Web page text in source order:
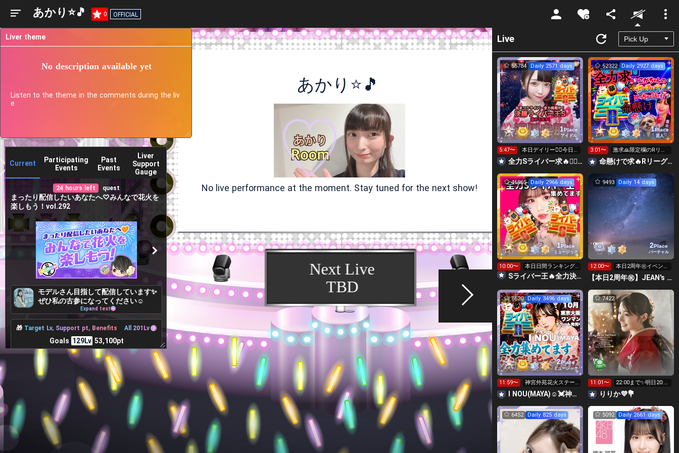
あかり⭐️🎵 0 OFFICIAL
Unmute
あかり⭐️🎵
No live performance at the moment. Stay tuned for the next show!
Current
Participating
Events
Past
Events
Liver
Support
Gauge
24 hours left quest
まったり配信したいあなたへ♡みんなで花火を
楽しもう！vol.292
モデルさん目指して配信しています✨
ぜひ私の古参になってください☺️
Expand text
🎁 Target Lv, Support pt, Benefits All 201Lv
Goals 129Lv 53,100pt
2pt more to achieve
レベル129達成！花火をあげまくろ
う〜！！！
👤 Contributing user TOP100
1
とし
4,712pt
🏄‍♀️タッキー💃🌊
蒼海(そうかい)@
♊️🪻山本ひなか+⭐
🎵あかり×✈️🧂
4,089pt
eVa.
Liver theme
No description available yet
Listen to the theme in the comments during the liv
e
Live
1Place
アイドル
55784 Daily 2571 days
5:47〜
本日デイリー❤️‍🔥今日
だけ限定ランキング
❤️‍🔥
全力Sライバー求🔥❤️‍🔥147cm深川史那のルーム🐸🎈
1Place
芸人
52322 Daily 2927 days
3:01〜
激求🙏限定欄のRリー
グギフト👑全力ポイン
ト勝負日🔥
命懸けで求🔥Rリーグ👑夏祭実行委員長🎆こがちゃんのちばります
1Place
ミュージック
46965 Daily 2966 days
10:00〜
本日日間ランキング‼️
S王虹星大募集中🌈 Sライバー王🔥全力決勝🗽🌈Annnnnaの空⛱
2Place
バーチャル
9493 Daily 14 days
12:00〜
本日2周年㊗️イベント
最終枠🔥🔥🔥
【本日2周年㊗️】JEAN's chat room
2Place
ミュージック
8620 Daily 3496 days
11:59〜
神宮外苑花火ステー
ジおわったよランキ
ング24時迄
I NOU(MAYA)☺︎︎︎︎💓神宮外苑花火大会当日‼️
7422
11:01〜
22:00まで✨️明日20:0
0
りりか💜💐
6452 Daily 825 days 5092 Daily 2661 days